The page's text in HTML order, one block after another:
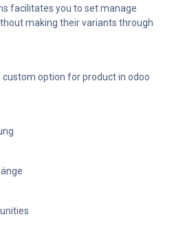
facilitates you to set manage
making their variants through
option for product in odoo